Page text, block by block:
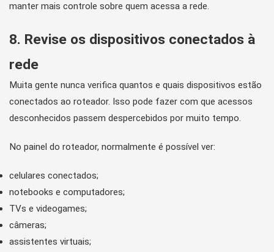
manter mais controle sobre quem acessa a rede.
8. Revise os dispositivos conectados à
rede
Muita gente nunca verifica quantos e quais dispositivos estão
conectados ao roteador. Isso pode fazer com que acessos
desconhecidos passem despercebidos por muito tempo.
No painel do roteador, normalmente é possível ver:
celulares conectados;
notebooks e computadores;
TVs e videogames;
câmeras;
assistentes virtuais;